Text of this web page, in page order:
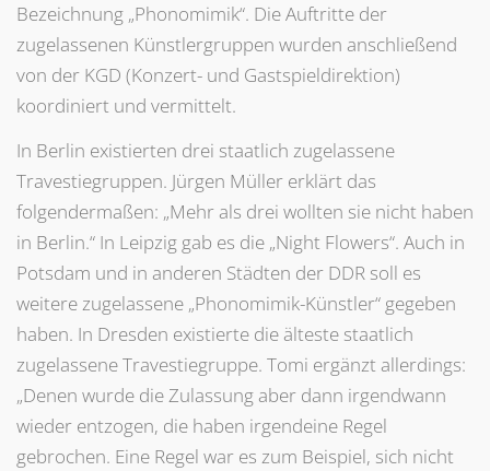
Bezeichnung „Phonomimik“. Die Auftritte der
zugelassenen Künstlergruppen wurden anschließend
von der KGD (Konzert- und Gastspieldirektion)
koordiniert und vermittelt.
In Berlin existierten drei staatlich zugelassene
Travestiegruppen. Jürgen Müller erklärt das
folgendermaßen: „Mehr als drei wollten sie nicht haben
in Berlin.“ In Leipzig gab es die „Night Flowers“. Auch in
Potsdam und in anderen Städten der DDR soll es
weitere zugelassene „Phonomimik-Künstler“ gegeben
haben. In Dresden existierte die älteste staatlich
zugelassene Travestiegruppe. Tomi ergänzt allerdings:
„Denen wurde die Zulassung aber dann irgendwann
wieder entzogen, die haben irgendeine Regel
gebrochen. Eine Regel war es zum Beispiel, sich nicht